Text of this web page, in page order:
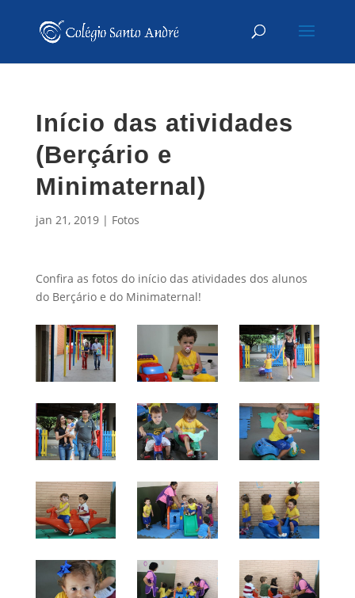
Início das atividades
(Berçário e
Minimaternal)
jan 21, 2019| Fotos
Confira as fotos do início das atividades dos alunos
do Berçário e do Minimaternal!